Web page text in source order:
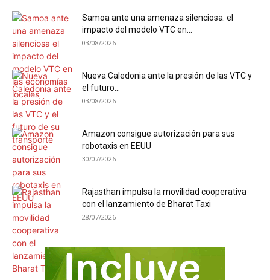
Samoa ante una amenaza silenciosa: el
impacto del modelo VTC en...
03/08/2026
Nueva Caledonia ante la presión de las VTC y
el futuro...
03/08/2026
Amazon consigue autorización para sus
robotaxis en EEUU
30/07/2026
Rajasthan impulsa la movilidad cooperativa
con el lanzamiento de Bharat Taxi
28/07/2026